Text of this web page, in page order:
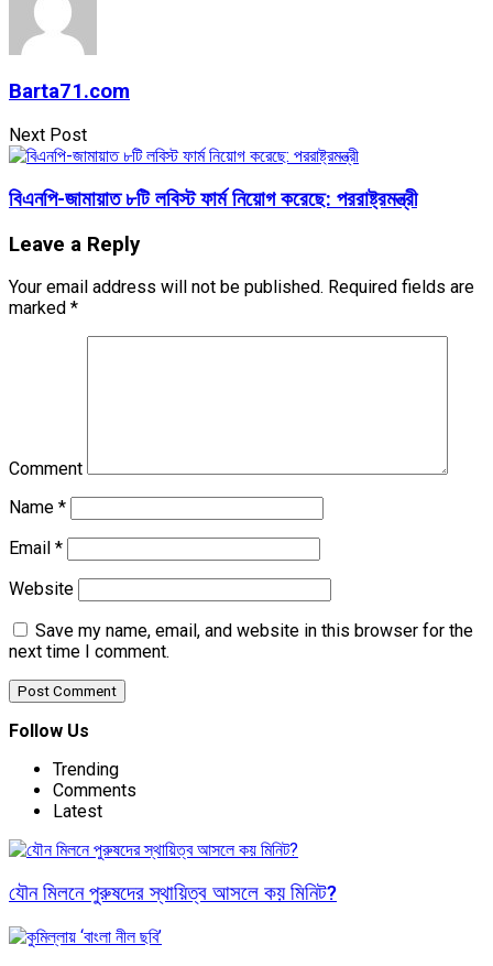
Barta71.com
Next Post
বিএনপি-জামায়াত ৮টি লবিস্ট ফার্ম নিয়োগ করেছে: পররাষ্ট্রমন্ত্রী
Leave a Reply
Your email address will not be published. Required fields are
marked *
Comment
Name *
Email *
Website
Save my name, email, and website in this browser for the
next time I comment.
Follow Us
Trending
Comments
Latest
যৌন মিলনে পুরুষদের স্থায়িত্ব আসলে কয় মিনিট?